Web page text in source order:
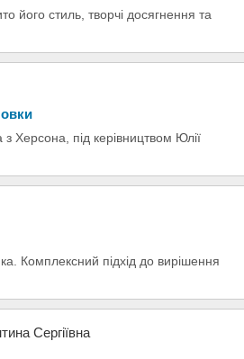
його стиль, творчі досягнення та
з Херсона, під керівництвом Юлії
Комплексний підхід до вирішення
Сергіївна